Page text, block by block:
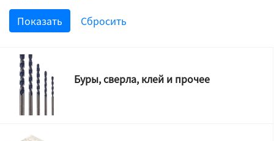
Буры, сверла, клей и прочее